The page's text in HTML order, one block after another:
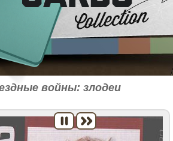
войны: злодеи